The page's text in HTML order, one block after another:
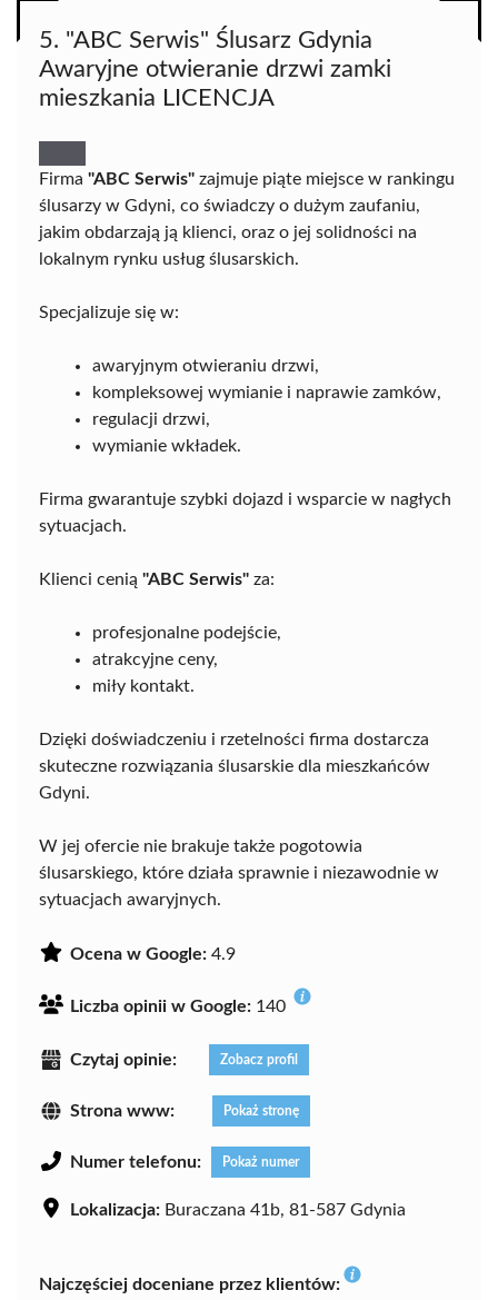
5. "ABC Serwis" Ślusarz Gdynia
Awaryjne otwieranie drzwi zamki
mieszkania LICENCJA
Firma "ABC Serwis" zajmuje piąte miejsce w rankingu
ślusarzy w Gdyni, co świadczy o dużym zaufaniu,
jakim obdarzają ją klienci, oraz o jej solidności na
lokalnym rynku usług ślusarskich.
Specjalizuje się w:
awaryjnym otwieraniu drzwi,
kompleksowej wymianie i naprawie zamków,
regulacji drzwi,
wymianie wkładek.
Firma gwarantuje szybki dojazd i wsparcie w nagłych
sytuacjach.
Klienci cenią "ABC Serwis" za:
profesjonalne podejście,
atrakcyjne ceny,
miły kontakt.
Dzięki doświadczeniu i rzetelności firma dostarcza
skuteczne rozwiązania ślusarskie dla mieszkańców
Gdyni.
W jej ofercie nie brakuje także pogotowia
ślusarskiego, które działa sprawnie i niezawodnie w
sytuacjach awaryjnych.
Ocena w Google: 4.9
Liczba opinii w Google: 140
Czytaj opinie: Zobacz profil
Strona www: Pokaż stronę
Numer telefonu: Pokaż numer
Lokalizacja: Buraczana 41b, 81-587 Gdynia
Najczęściej doceniane przez klientów: